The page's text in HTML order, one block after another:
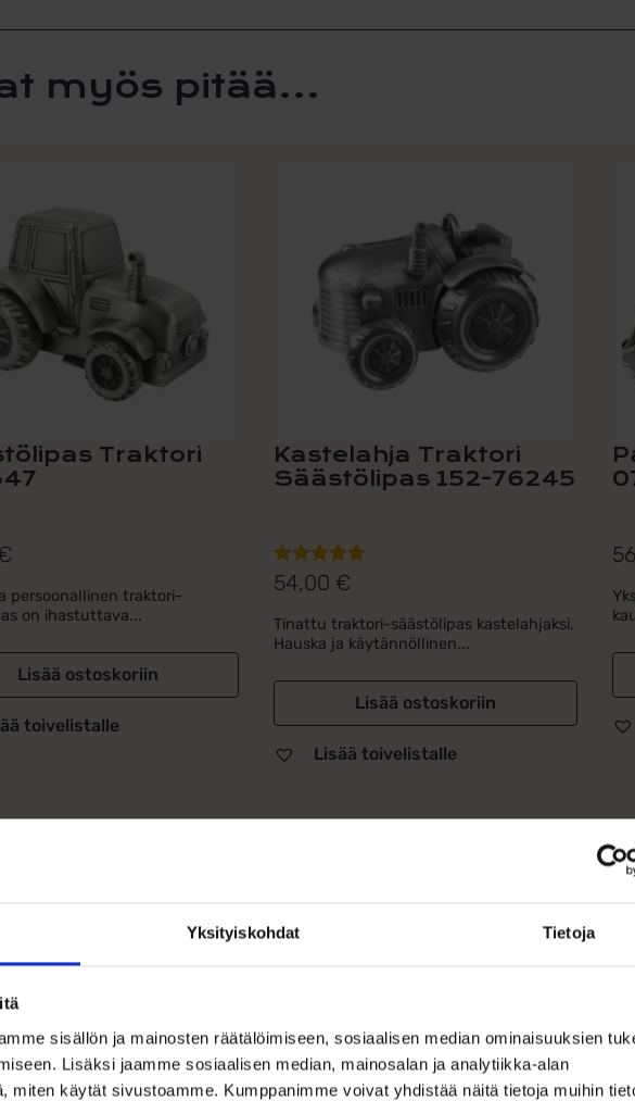
Yksityiskohdat Tietoja
sisällön ja mainosten räätälöimiseen, sosiaalisen median ominaisuuksien
Lisäksi jaamme sosiaalisen median, mainosalan ja analytiikka-alan
miten käytät sivustoamme. Kumppanimme voivat yhdistää näitä tietoja muihin
traktori ja perävaunu
ja yksityiskohtainen Traktori ja perävaunu -säästölipas on täydellinen
metallin lämmin sävy ja aidon traktorin muoto tekevät tästä lippaasta
Traktorissa ja perävaunussa on pyörivät pyörät, jotka tuovat leikkisyyttä ja
kastelahja, nimiäislahja tai syntymäpäivälahja lapselle, joka rakastaa
myös pitää...
Traktori
persoonallinen traktori-
on ihastuttava...
Lisää ostoskoriin
toivelistalle
Kastelahja Traktori
Säästölipas 152-76245
Arvostelu
5.00/ 5
54,00 €
Tinattu traktori-säästölipas kastelahjaksi.
Hauska ja käytännöllinen...
Lisää ostoskoriin
Lisää toivelistalle